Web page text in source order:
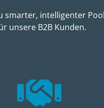
smarter, intelligenter
unsere B2B Kunden.